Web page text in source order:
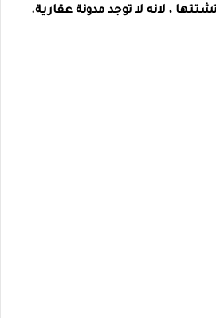
، لانه لا توجد مدونة عقارية.